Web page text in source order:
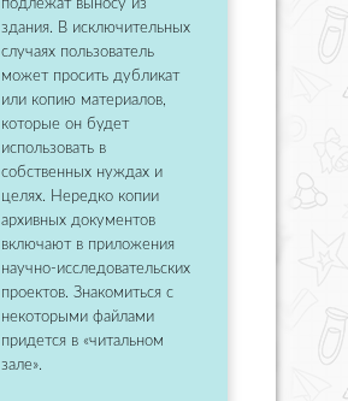
подлежат выносу из
здания. В исключительных
случаях пользователь
может просить дубликат
или копию материалов,
которые он будет
использовать в
собственных нуждах и
целях. Нередко копии
архивных документов
включают в приложения
научно-исследовательских
проектов. Знакомиться с
некоторыми файлами
придется в «читальном
зале».